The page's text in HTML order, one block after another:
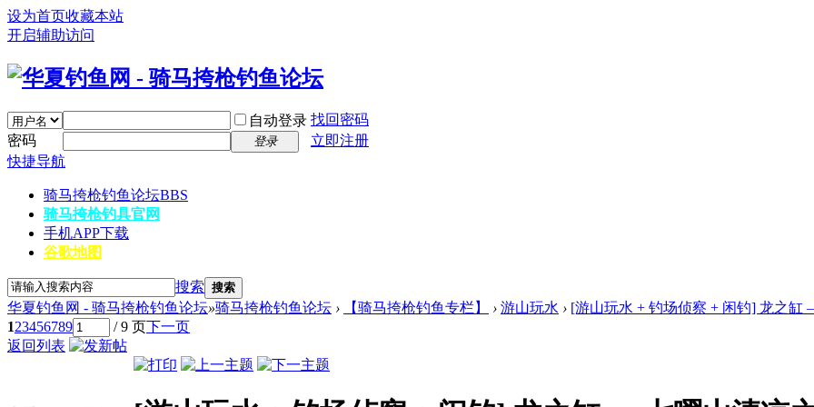
设为首页收藏本站
开启辅助访问
自动登录 找回密码
密码
登录
立即注册
快捷导航
骑马挎枪钓鱼论坛BBS
骑马挎枪钓具官网
手机APP下载
谷歌地图
搜索 搜索
华夏钓鱼网 - 骑马挎枪钓鱼论坛»骑马挎枪钓鱼论坛 › 【骑马挎枪钓鱼专栏】 › 游山玩水 › [游山玩水 + 钓场侦察 + 闲钓] 龙之缸
123456789 / 9 页下一页
返回列表